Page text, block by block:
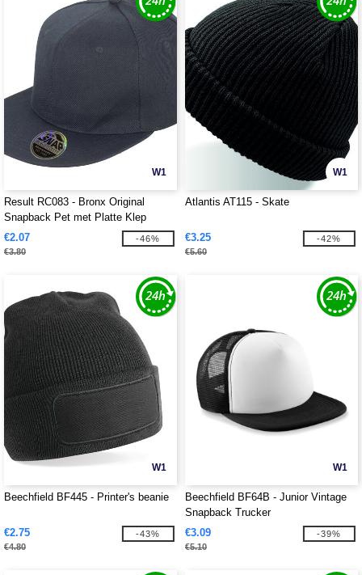
W1
Result RC083 - Bronx Original
Snapback Pet met Platte Klep
€2.07
€3.80
-46%
W1
Atlantis AT115 - Skate
€3.25
€5.60
-42%
W1
Beechfield BF445 - Printer's beanie
€2.75
€4.80
-43%
W1
Beechfield BF64B - Junior Vintage
Snapback Trucker
€3.09
€5.10
-39%